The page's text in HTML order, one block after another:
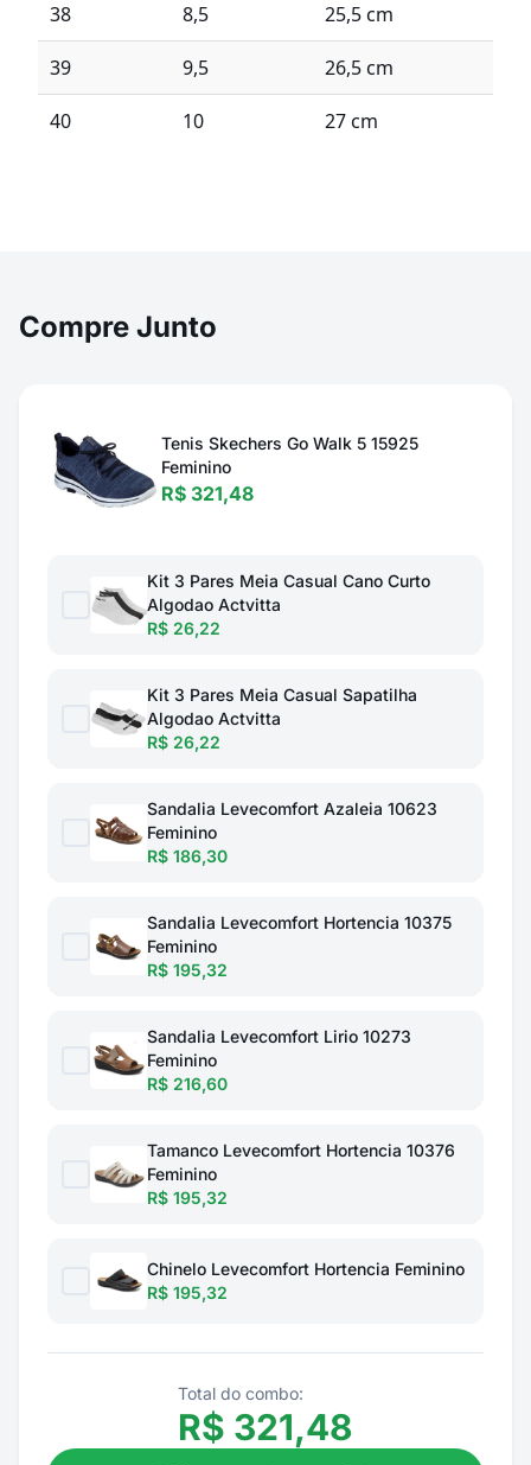
38 8,5 25,5 cm
39 9,5 26,5 cm
40 10 27 cm
Compre Junto
Tenis Skechers Go Walk 5 15925
Feminino
R$ 321,48
Kit 3 Pares Meia Casual Cano Curto
Algodao Actvitta
R$ 26,22
Kit 3 Pares Meia Casual Sapatilha
Algodao Actvitta
R$ 26,22
Sandalia Levecomfort Azaleia 10623
Feminino
R$ 186,30
Sandalia Levecomfort Hortencia 10375
Feminino
R$ 195,32
Sandalia Levecomfort Lirio 10273
Feminino
R$ 216,60
Tamanco Levecomfort Hortencia 10376
Feminino
R$ 195,32
Chinelo Levecomfort Hortencia Feminino
R$ 195,32
Total do combo:
R$ 321,48